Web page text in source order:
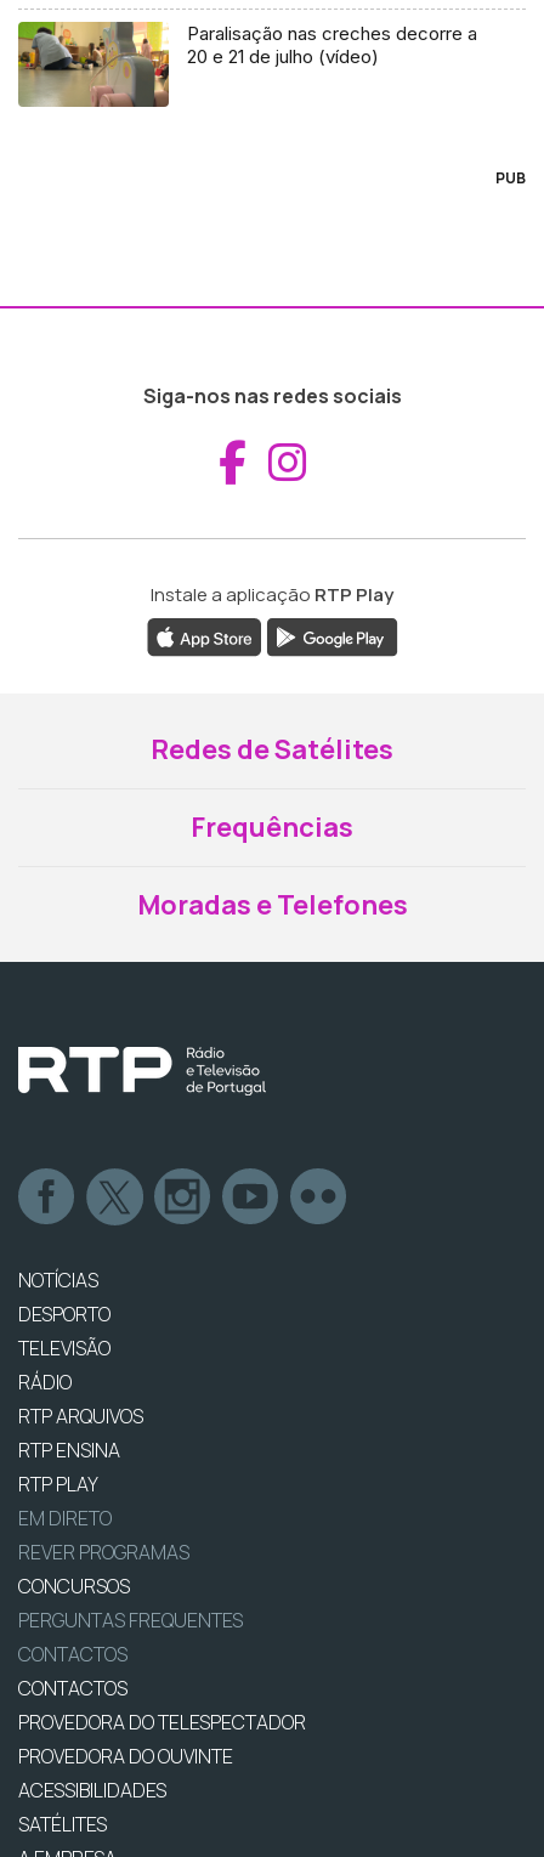
Paralisação nas creches decorre a
20 e 21 de julho (vídeo)
PUB
Siga-nos nas redes sociais
Aceder ao
Instale a aplicação RTP Play
Redes de Satélites
Frequências
Moradas e Telefones
NOTÍCIAS
DESPORTO
TELEVISÃO
RÁDIO
RTP ARQUIVOS
RTP ENSINA
RTP PLAY
EM DIRETO
REVER PROGRAMAS
CONCURSOS
PERGUNTAS FREQUENTES
CONTACTOS
CONTACTOS
PROVEDORA DO TELESPECTADOR
PROVEDORA DO OUVINTE
ACESSIBILIDADES
SATÉLITES